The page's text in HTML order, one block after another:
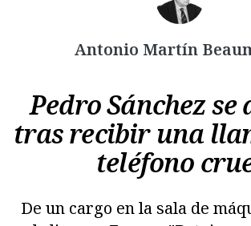
Antonio Martín
Pedro Sánchez se
tras recibir una
teléfono
De un cargo en la sala de